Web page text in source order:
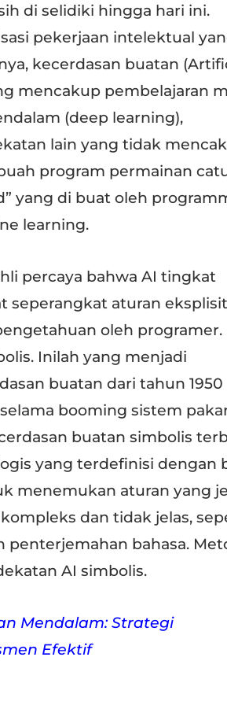
di selidiki hingga hari ini.
pekerjaan intelektual
kecerdasan buatan
mencakup pembelajaran
(deep learning),
lain yang tidak
program permainan
yang di buat oleh
learning.
percaya bahwa AI tingkat
seperangkat aturan eksplisit
oleh programer.
Inilah yang menjadi
buatan dari tahun 1950
booming sistem
buatan simbolis
yang terdefinisi dengan
menemukan aturan yang
dan tidak jelas,
penterjemahan bahasa.
AI simbolis.
Mendalam: Strategi
Efektif